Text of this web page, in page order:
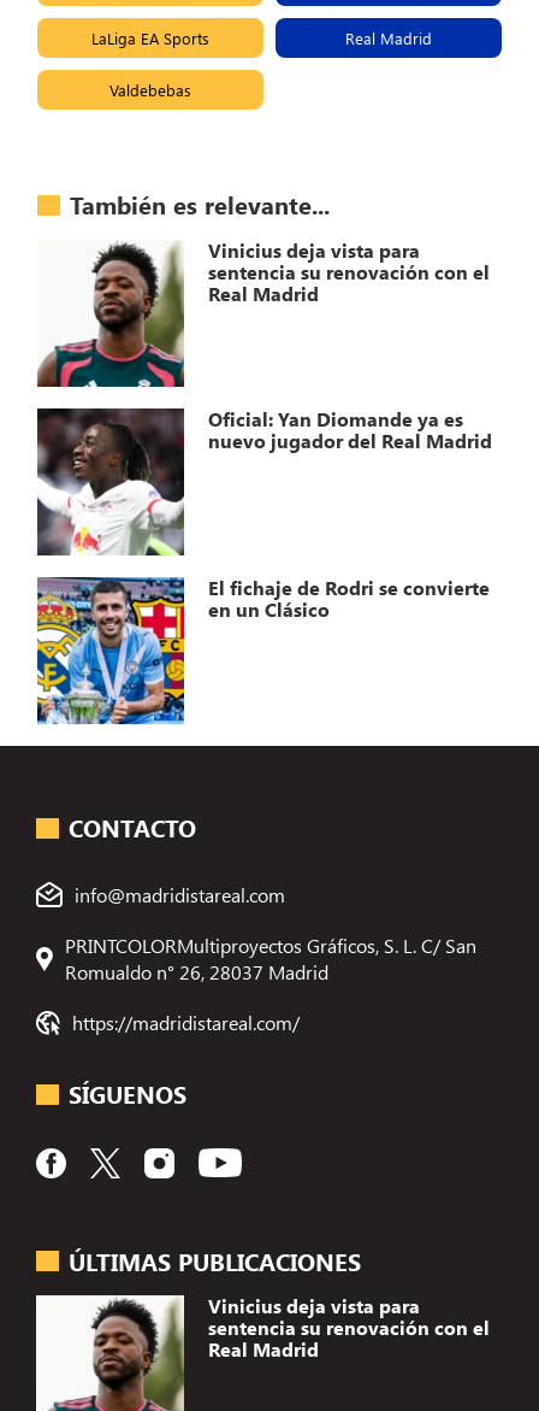
LaLiga EA Sports Real Madrid
Valdebebas
También es relevante...
Vinicius deja vista para
sentencia su renovación con el
Real Madrid
Oficial: Yan Diomande ya es
nuevo jugador del Real Madrid
El fichaje de Rodri se convierte
en un Clásico
ÚLTIMAS PUBLICACIONES
Vinicius deja vista para
sentencia su renovación con el
Real Madrid
CONTACTO
info@madridistareal.com
PRINTCOLORMultiproyectos Gráficos, S. L. C/ San
Romualdo n° 26, 28037 Madrid
https://madridistareal.com/
SÍGUENOS